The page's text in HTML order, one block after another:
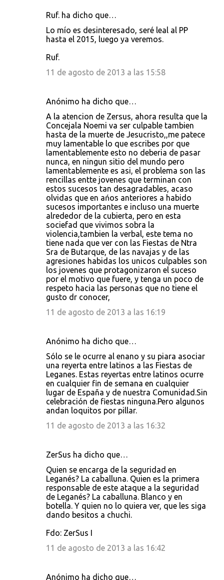
Ruf. ha dicho que…
Lo mío es desinteresado, seré leal al PP
hasta el 2015, luego ya veremos.
Ruf.
11 de agosto de 2013 a las 15:58
Anónimo ha dicho que…
A la atencion de Zersus, ahora resulta que la
Concejala Noemi va ser culpable tambien
hasta de la muerte de Jesucristo,,me patece
muy lamentable lo que escribes por que
lamentablemente esto no deberia de pasar
nunca, en ningun sitio del mundo pero
lamentablemente es asi, el problema son las
rencillas entte jovenes que terminan con
estos sucesos tan desagradables, acaso
olvidas que en ańos anteriores a habido
sucesos importantes e incluso una muerte
alrededor de la cubierta, pero en esta
sociefad que vivimos sobra la
violencia,tambien la verbal, este tema no
tiene nada que ver con las Fiestas de Ntra
Sra de Butarque, de las navajas y de las
agresiones habidas los unicos culpables son
los jovenes que protagonizaron el suceso
por el motivo que fuere, y tenga un poco de
respeto hacia las personas que no tiene el
gusto dr conocer,
11 de agosto de 2013 a las 16:19
Anónimo ha dicho que…
Sólo se le ocurre al enano y su piara asociar
una reyerta entre latinos a las Fiestas de
Leganes. Estas reyertas entre latinos ocurre
en cualquier fin de semana en cualquier
lugar de España y de nuestra Comunidad.Sin
celebración de fiestas ninguna.Pero algunos
andan loquitos por pillar.
11 de agosto de 2013 a las 16:32
ZerSus ha dicho que…
Quien se encarga de la seguridad en
Leganés? La caballuna. Quien es la primera
responsable de este ataque a la seguridad
de Leganés? La caballuna. Blanco y en
botella. Y quien no lo quiera ver, que les siga
dando besitos a chuchi.
Fdo: ZerSus I
11 de agosto de 2013 a las 16:42
Anónimo ha dicho que…